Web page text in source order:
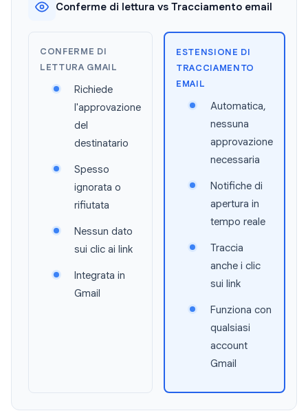
Conferme di lettura vs Tracciamento email
CONFERME DI
LETTURA GMAIL
Richiede
l'approvazione
del
destinatario
Spesso
ignorata o
rifiutata
Nessun dato
sui clic ai link
Integrata in
Gmail
ESTENSIONE DI
TRACCIAMENTO
EMAIL
Automatica,
nessuna
approvazione
necessaria
Notifiche di
apertura in
tempo reale
Traccia
anche i clic
sui link
Funziona con
qualsiasi
account
Gmail